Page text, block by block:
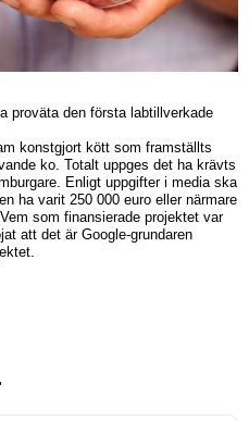
proväta den första labtillverkade
konstgjort kött som framställts
ko. Totalt uppges det ha krävts
Enligt uppgifter i media ska
ha varit 250 000 euro eller närmare
som finansierade projektet var
att det är Google-grundaren